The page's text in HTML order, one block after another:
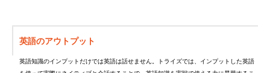
英語のアウトプット
英語知識のインプットだけでは英語は話せません。トライズでは、インプットした英語